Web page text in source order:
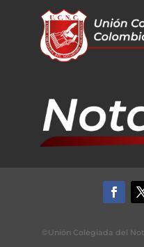
©Unión Colegiada del